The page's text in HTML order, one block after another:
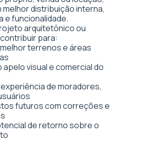
distribuição interna,
funcionalidade.
arquitetônico ou
para:
terrenos e áreas
apelo visual e comercial do
de moradores,
futuros com correções e
de retorno sobre o